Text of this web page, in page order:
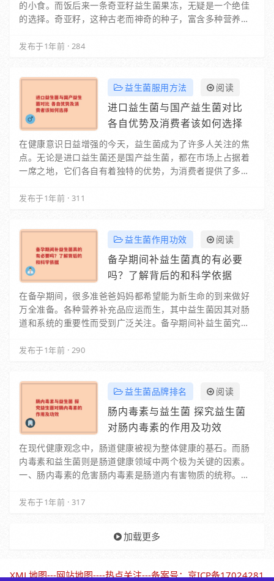
的小食。而饭后来一条奇亚籽益生菌果冻，无疑是一个绝佳
的选择。奇亚籽，这种古老而神奇的种子，富含多种营养成
发布于1年前 · 284
益生菌服用方法 阅读
进口益生菌与国产益生菌对比
各自优势及消费者该如何选择
在健康意识日益增强的今天，益生菌成为了许多人关注的焦
点。无论是进口益生菌还是国产益生菌，都在市场上占据着
一席之地，它们各自有着独特的优势，为消费者提供了多样
发布于1年前 · 311
益生菌作用功效 阅读
备孕期间补益生菌真的有必要
吗？了解背后的和科学依据
在备孕期间，很多准爸爸妈妈都希望能为新生命的到来做好
万全准备。各种营养补充品应运而生，其中益生菌因其对肠
道和系统的重要性而受到广泛关注。备孕期间补益生菌究竟
发布于1年前 · 290
益生菌品牌排名 阅读
肠内毒素与益生菌 探究益生菌
对肠内毒素的作用及功效
在现代健康观念中，肠道健康被视为整体健康的基石。而肠
内毒素和益生菌则是肠道健康领域中两个极为关键的因素。
一、肠内毒素的危害肠内毒素是肠道内有害物质的统称。当
发布于1年前 · 317
加载更多
XML地图---网站地图----热点关注---备案号：京ICP备17024281